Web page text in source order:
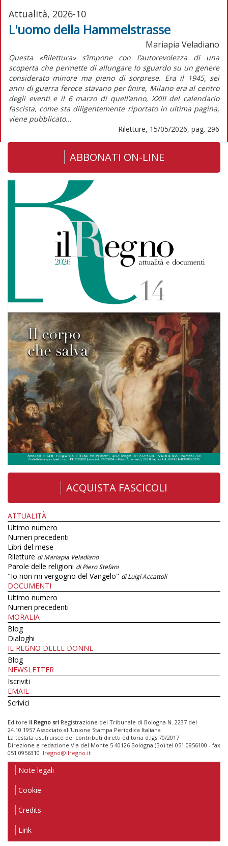
Attualità, 2026-10
L'uomo della Hammelstrasse
Mariapia Veladiano
Questa «Rilettura» s’impone con l’autorevolezza di una
scoperta che permette di allungare lo sguardo su un genere
considerato minore ma pieno di sorprese. Era il 1945, sei
anni di guerra feroce stavano per finire, Milano era al centro
degli eventi e il 6 marzo di quell’anno, XXIII del calendario
fascista, come sta diligentemente riportato in ultima pagina,
viene pubblicato...
Riletture, 15/05/2026, pag. 296
ABBONATI ON-LINE
ACQUISTA FASCICOLI
ATTUALITÀ
Ultimo numero
Numeri precedenti
Libri del mese
Riletture di Mariapia Veladiano
Parole delle religioni di Piero Stefani
"Io non mi vergogno del Vangelo" di Luigi Accattoli
DOCUMENTI
Ultimo numero
Numeri precedenti
MORALIA
Blog
Dialoghi
IL REGNO DELLE DONNE
Blog
NEWSLETTER
Iscriviti
EMAIL
Scrivici
Editore Il Regno srl Registrazione del Tribunale di Bologna N. 2237 del
24.10.1957 Associato all’Unione Stampa Periodica Italiana
La testata usufruisce dei contributi diretti editoria d.lgs 70/2017
Direzione e redazione Via del Monte 5 40126 Bologna (Bo) tel 051 0956100 - fax
051 0956310 ilregno@ilregno.it
Note legali
Cookie
Credits
Link